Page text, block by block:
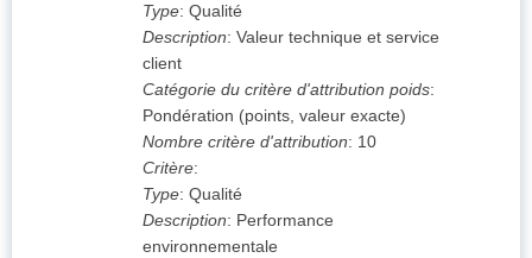
Type: Qualité
Description: Valeur technique et service
client
Catégorie du critère d'attribution poids:
Pondération (points, valeur exacte)
Nombre critère d'attribution: 10
Critère:
Type: Qualité
Description: Performance
environnementale